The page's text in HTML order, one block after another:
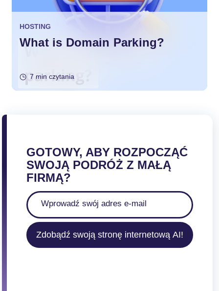
HOSTING
What is Domain Parking?
7 min czytania
GOTOWY, ABY ROZPOCZĄĆ
SWOJĄ PODRÓŻ Z MAŁĄ
FIRMĄ?
Zdobądź swoją stronę internetową AI!